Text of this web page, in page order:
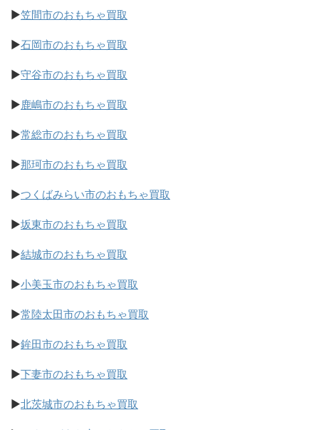
▶笠間市のおもちゃ買取
▶石岡市のおもちゃ買取
▶守谷市のおもちゃ買取
▶鹿嶋市のおもちゃ買取
▶常総市のおもちゃ買取
▶那珂市のおもちゃ買取
▶つくばみらい市のおもちゃ買取
▶坂東市のおもちゃ買取
▶結城市のおもちゃ買取
▶小美玉市のおもちゃ買取
▶常陸太田市のおもちゃ買取
▶鉾田市のおもちゃ買取
▶下妻市のおもちゃ買取
▶北茨城市のおもちゃ買取